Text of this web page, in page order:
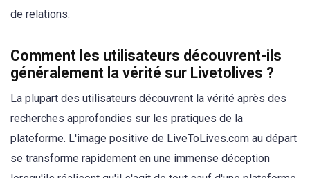
de relations.
Comment les utilisateurs découvrent-ils
généralement la vérité sur Livetolives ?
La plupart des utilisateurs découvrent la vérité après des
recherches approfondies sur les pratiques de la
plateforme. L'image positive de LiveToLives.com au départ
se transforme rapidement en une immense déception